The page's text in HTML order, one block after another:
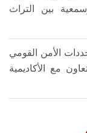
بين التراث
الأمن القومي
مع الأكاديمية